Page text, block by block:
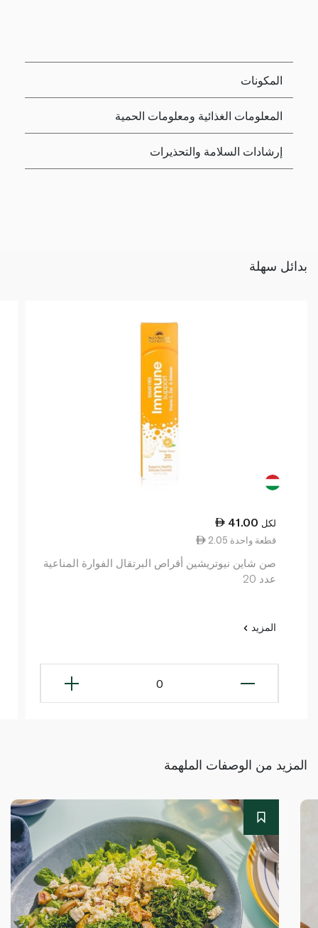
المكونات
المعلومات الغذائية ومعلومات الحمية
إرشادات السلامة والتحذيرات
بدائل سهلة
41.00 لكل
2.05 قطعة واحدة
صن شاين نيوتريشين أقراص البرتقال الفوارة المناعية
عدد 20
المزيد
0
المزيد من الوصفات الملهمة